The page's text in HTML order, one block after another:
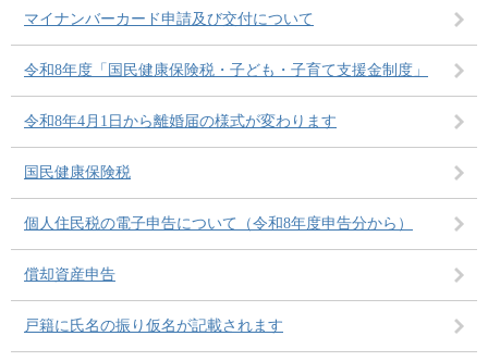
マイナンバーカード申請及び交付について
令和8年度「国民健康保険税・子ども・子育て支援金制度」
令和8年4月1日から離婚届の様式が変わります
国民健康保険税
個人住民税の電子申告について（令和8年度申告分から）
償却資産申告
戸籍に氏名の振り仮名が記載されます